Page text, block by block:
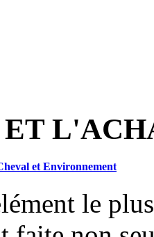
et Environnement
le